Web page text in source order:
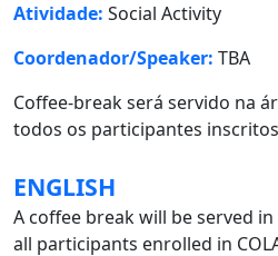
Atividade: Social Activity
Coordenador/Speaker: TBA
Coffee-break será servido na
todos os participantes
ENGLISH
A coffee break will be served
all participants enrolled in